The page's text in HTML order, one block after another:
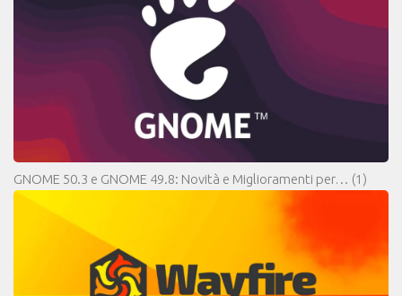
GNOME 50.3 e GNOME 49.8: Novità e Miglioramenti per… (1)